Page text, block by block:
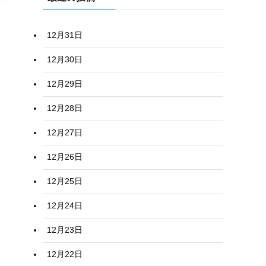
12月31日
12月30日
12月29日
12月28日
12月27日
12月26日
12月25日
12月24日
12月23日
12月22日